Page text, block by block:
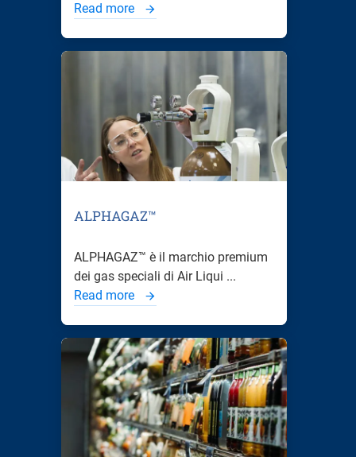
Read more
ALPHAGAZ™
ALPHAGAZ™ è il marchio premium
dei gas speciali di Air Liqui ...
Read more